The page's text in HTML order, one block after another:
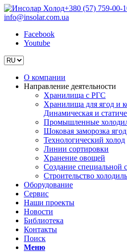
+380 (57) 759-00-
info@insolar.com.ua
Facebook
Youtube
О компании
Направление деятельности
Хранилища с РГС
Хранилища для ягод и
Динамическая и
Промышленные
Шоковая заморозка
Технологический холод
Линии сортировки
Хранение овощей
Создание специальной
Строительство
Оборудование
Сервис
Наши проекты
Новости
Библиотека
Контакты
Поиск
Меню